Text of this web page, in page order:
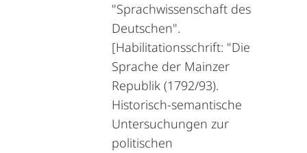
"Sprachwissenschaft des
Deutschen".
[Habilitationsschrift: "Die
Sprache der Mainzer
Republik (1792/93).
Historisch-semantische
Untersuchungen zur
politischen